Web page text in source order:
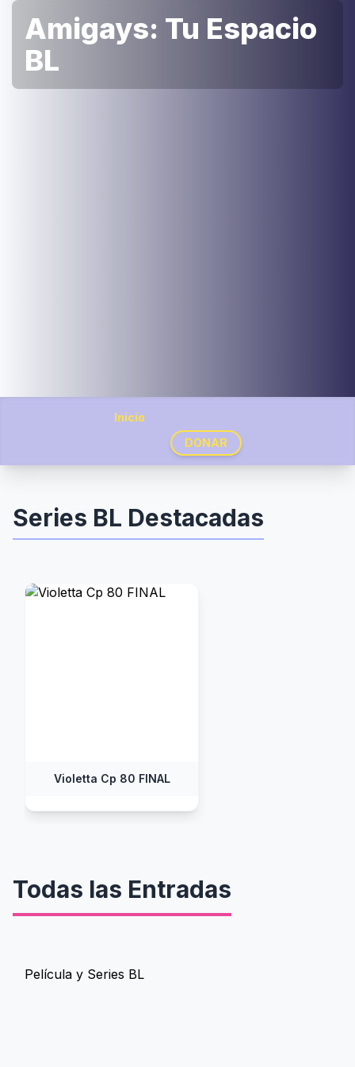
Amigays: Tu Espacio
BL
Inicio
DONAR
Series BL Destacadas
Violetta Cp 80 FINAL
Todas las Entradas
Película y Series BL